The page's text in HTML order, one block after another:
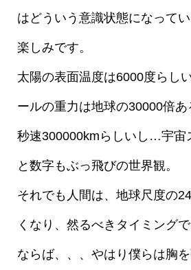
はどういう意識状態になってい
楽しみです。
太陽の表面温度は6000度らし
ールの重力は地球の30000倍
秒速300000kmらしいし…宇宙
と数字もぶっ飛びの世界観。
それでも人間は、地球尺度の
くなり、然るべきタイミング
ならば、、、やはり僕らは胸